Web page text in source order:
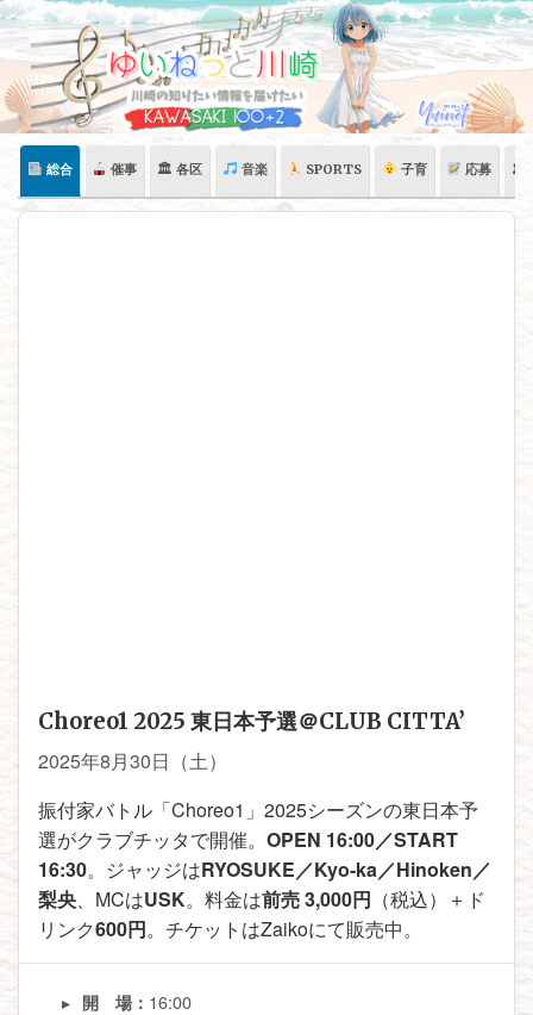
Skip
content
総合 催事 🏛 各区 音楽 SPORTS 子育 応募 🏛
Choreo1 2025 東日本予選＠CLUB CITTA’
2025年8月30日（土）
振付家バトル「Choreo1」2025シーズンの東日本予
選がクラブチッタで開催。 OPEN 16:00／START
16:30。ジャッジはRYOSUKE／Kyo-ka／Hinoken／
梨央、MCはUSK。料金は前売 3,000円 （税込）＋ド
リンク600円。チケットはZaikoにて販売中。
開 場： 16:00